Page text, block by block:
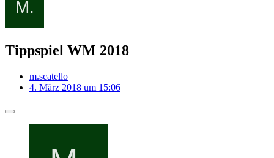
Tippspiel WM 2018
m.scatello
4. März 2018 um 15:06